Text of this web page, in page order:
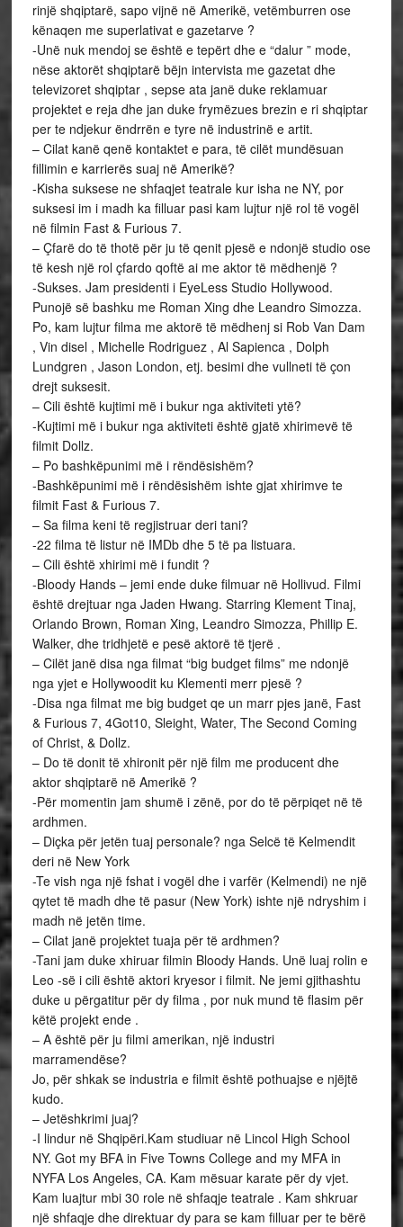
rinjë shqiptarë, sapo vijnë në Amerikë, vetëmburren ose
kënaqen me superlativat e gazetarve ?
-Unë nuk mendoj se është e tepërt dhe e “dalur ” mode,
nëse aktorët shqiptarë bëjn intervista me gazetat dhe
televizoret shqiptar , sepse ata janë duke reklamuar
projektet e reja dhe jan duke frymëzues brezin e ri shqiptar
per te ndjekur ëndrrën e tyre në industrinë e artit.
– Cilat kanë qenë kontaktet e para, të cilët mundësuan
fillimin e karrierës suaj në Amerikë?
-Kisha suksese ne shfaqjet teatrale kur isha ne NY, por
suksesi im i madh ka filluar pasi kam lujtur një rol të vogël
në filmin Fast & Furious 7.
– Çfarë do të thotë për ju të qenit pjesë e ndonjë studio ose
të kesh një rol çfardo qoftë ai me aktor të mëdhenjë ?
-Sukses. Jam presidenti i EyeLess Studio Hollywood.
Punojë së bashku me Roman Xing dhe Leandro Simozza.
Po, kam lujtur filma me aktorë të mëdhenj si Rob Van Dam
, Vin disel , Michelle Rodriguez , Al Sapienca , Dolph
Lundgren , Jason London, etj. besimi dhe vullneti të çon
drejt suksesit.
– Cili është kujtimi më i bukur nga aktiviteti ytë?
-Kujtimi më i bukur nga aktiviteti është gjatë xhirimevë të
filmit Dollz.
– Po bashkëpunimi më i rëndësishëm?
-Bashkëpunimi më i rëndësishëm ishte gjat xhirimve te
filmit Fast & Furious 7.
– Sa filma keni të regjistruar deri tani?
-22 filma të listur në IMDb dhe 5 të pa listuara.
– Cili është xhirimi më i fundit ?
-Bloody Hands – jemi ende duke filmuar në Hollivud. Filmi
është drejtuar nga Jaden Hwang. Starring Klement Tinaj,
Orlando Brown, Roman Xing, Leandro Simozza, Phillip E.
Walker, dhe tridhjetë e pesë aktorë të tjerë .
– Cilët janë disa nga filmat “big budget films” me ndonjë
nga yjet e Hollywoodit ku Klementi merr pjesë ?
-Disa nga filmat me big budget qe un marr pjes janë, Fast
& Furious 7, 4Got10, Sleight, Water, The Second Coming
of Christ, & Dollz.
– Do të donit të xhironit për një film me producent dhe
aktor shqiptarë në Amerikë ?
-Për momentin jam shumë i zënë, por do të përpiqet në të
ardhmen.
– Diçka për jetën tuaj personale? nga Selcë të Kelmendit
deri në New York
-Te vish nga një fshat i vogël dhe i varfër (Kelmendi) ne një
qytet të madh dhe të pasur (New York) ishte një ndryshim i
madh në jetën time.
– Cilat janë projektet tuaja për të ardhmen?
-Tani jam duke xhiruar filmin Bloody Hands. Unë luaj rolin e
Leo -së i cili është aktori kryesor i filmit. Ne jemi gjithashtu
duke u përgatitur për dy filma , por nuk mund të flasim për
këtë projekt ende .
– A është për ju filmi amerikan, një industri
marramendëse?
Jo, për shkak se industria e filmit është pothuajse e njëjtë
kudo.
– Jetëshkrimi juaj?
-I lindur në Shqipëri.Kam studiuar në Lincol High School
NY. Got my BFA in Five Towns College and my MFA in
NYFA Los Angeles, CA. Kam mësuar karate për dy vjet.
Kam luajtur mbi 30 role në shfaqje teatrale . Kam shkruar
një shfaqje dhe direktuar dy para se kam filluar per te bërë